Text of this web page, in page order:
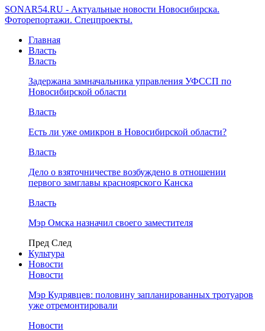
SONAR54.RU - Актуальные новости Новосибирска.
Фоторепортажи. Спецпроекты.
Главная
Власть
Власть
Задержана замначальника управления УФССП по
Новосибирской области
Власть
Есть ли уже омикрон в Новосибирской области?
Власть
Дело о взяточничестве возбуждено в отношении
первого замглавы красноярского Канска
Власть
Мэр Омска назначил своего заместителя
Пред След
Культура
Новости
Новости
Мэр Кудрявцев: половину запланированных тротуаров
уже отремонтировали
Новости